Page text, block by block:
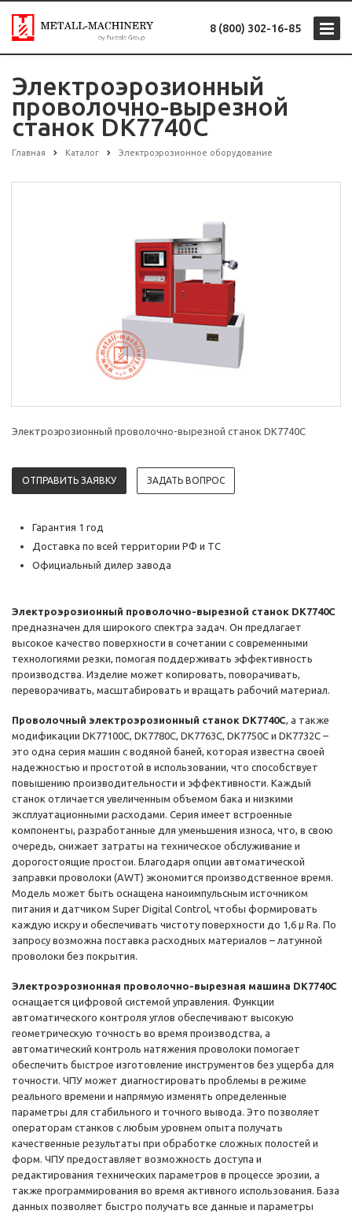
8 (800) 302-16-85
Электроэрозионный
проволочно-вырезной
станок DK7740C
Главная Каталог Электроэрозионное оборудование
Электроэрозионный проволочно-вырезной станок DK7740C
ОТПРАВИТЬ ЗАЯВКУ ЗАДАТЬ ВОПРОС
Гарантия 1 год
Доставка по всей территории РФ и ТС
Официальный дилер завода
Электроэрозионный проволочно-вырезной станок DK7740C
предназначен для широкого спектра задач. Он предлагает
высокое качество поверхности в сочетании с современными
технологиями резки, помогая поддерживать эффективность
производства. Изделие может копировать, поворачивать,
переворачивать, масштабировать и вращать рабочий материал.
Проволочный электроэрозионный станок DK7740C, а также
модификации DK77100C, DK7780C, DK7763C, DK7750C и DK7732C –
это одна серия машин с водяной баней, которая известна своей
надежностью и простотой в использовании, что способствует
повышению производительности и эффективности. Каждый
станок отличается увеличенным объемом бака и низкими
эксплуатационными расходами. Серия имеет встроенные
компоненты, разработанные для уменьшения износа, что, в свою
очередь, снижает затраты на техническое обслуживание и
дорогостоящие простои. Благодаря опции автоматической
заправки проволоки (AWT) экономится производственное время.
Модель может быть оснащена наноимпульсным источником
питания и датчиком Super Digital Control, чтобы формировать
каждую искру и обеспечивать чистоту поверхности до 1,6 µ Ra. По
запросу возможна поставка расходных материалов – латунной
проволоки без покрытия.
Электроэрозионная проволочно-вырезная машина DK7740C
оснащается цифровой системой управления. Функции
автоматического контроля углов обеспечивают высокую
геометрическую точность во время производства, а
автоматический контроль натяжения проволоки помогает
обеспечить быстрое изготовление инструментов без ущерба для
точности. ЧПУ может диагностировать проблемы в режиме
реального времени и напрямую изменять определенные
параметры для стабильного и точного вывода. Это позволяет
операторам станков с любым уровнем опыта получать
качественные результаты при обработке сложных полостей и
форм. ЧПУ предоставляет возможность доступа и
редактирования технических параметров в процессе эрозии, а
также программирования во время активного использования. База
данных позволяет быстро получать все данные и параметры